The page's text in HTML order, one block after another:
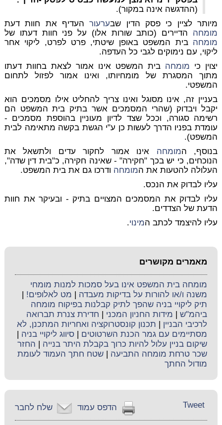
(ההדגשה אינה במקור).
מיותר לציין כי פסק הדין שבערעורהעדיף את חוות דעת
מומחה הדיירים (כותב שורות אלו) על פני חוות דעתו של
מומחה בית המשפט באופן שיטתי, פרט לפרט, ליקוי אחר
ליקוי, עם נימוקים לגבי כל העדפה.
יצוין כי מומחה בית המשפט אינו אמור לצאת בחוות דעתו
מתוך המסגרת של מומחיותו, ואינו אמור לפזול לתחום
המשפטי.
בעניין זה, אינו מסוגל ואינו צריך להחליט אילו מסמכים הוא
יקבל ויבדוק (שהרי המסמכים אשר בתיק בית המשפט הם
רשימה סגורה, וככל שצד לדיון מעוניין בהוספת מסמכים -
עומדת בפניו הדרך לעשות כן ע"י הגשת בקשה מתאימה לבית
המשפט).
בנוסף, המומחה אינו אמור לחקור עדים ולתשאל את
הנוכחים, כי יש בכך "חקירה" - שאינה חקירה, כ"בית דין שדה",
העלולה להטעות את המומחה ודרכו גם את בית המשפט.
עליו לבדוק את הנכס.
עליו לבדוק את המסמכים המצויים בתיק - ובעיקר את חוות
הדעת של הצדדים.
עליו להיצמד לכתב המינוי.
מאמרים מקושרים
מומחה בית המשפט אינו בעל סמכות למנות מומחי
משנה ו/או להורות על בדיקות מעבדה
מט לאלופים!
תיק ליקויי בניה שהפך לתיק קבלנות בפיקוח מומחה
ביהמ"ש
מידות החניון המכני
חדירת צנרת תברואה
לרכיבי הבניין
תכנון קונסטרוקציה ואחריות המתכנן, לא
מסתיימים עם גמר הכנת השרטוטים |סיווג ליקויי בניה
שיקום בניין עלול להיות כרוך בקבלת היתר בנייה
החזר
שכר טרחת מומחה התביעה |שטח חתך העמוד לעומת
מודול החתך
שלח לחבר הדפס עמוד Tweet